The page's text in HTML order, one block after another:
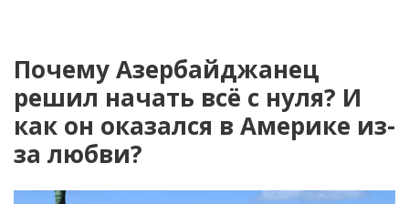
Почему Азербайджанец
решил начать всё с нуля? И
как он оказался в Америке из-
за любви?